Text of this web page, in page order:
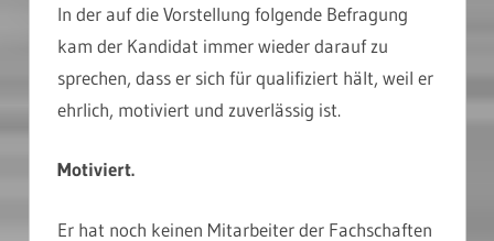
In der auf die Vorstellung folgende Befragung
kam der Kandidat immer wieder darauf zu
sprechen, dass er sich für qualifiziert hält, weil er
ehrlich, motiviert und zuverlässig ist.
Motiviert.
Er hat noch keinen Mitarbeiter der Fachschaften